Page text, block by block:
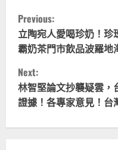
C
o
n
t
i
Previous:
立陶宛人愛喝珍奶！
霸奶茶門市飲品波羅地
Next:
林智堅論文抄襲疑雲，
證據！各專家意見！台